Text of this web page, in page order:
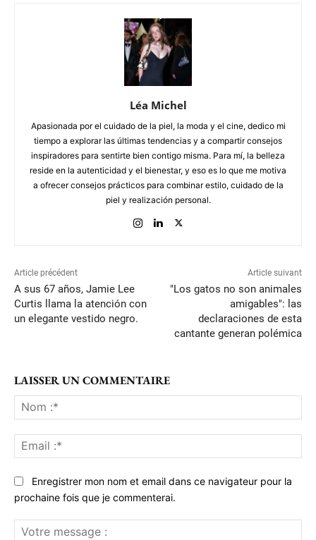
Léa Michel
Apasionada por el cuidado de la piel, la moda y el cine, dedico mi
tiempo a explorar las últimas tendencias y a compartir consejos
inspiradores para sentirte bien contigo misma. Para mí, la belleza
reside en la autenticidad y el bienestar, y eso es lo que me motiva
a ofrecer consejos prácticos para combinar estilo, cuidado de la
piel y realización personal.
Article précédent
A sus 67 años, Jamie Lee
Curtis llama la atención con
un elegante vestido negro.
Article suivant
"Los gatos no son animales
amigables": las
declaraciones de esta
cantante generan polémica
LAISSER UN COMMENTAIRE
:*
:*
Enregistrer mon nom et email dans ce navigateur pour la
prochaine fois que je commenterai.